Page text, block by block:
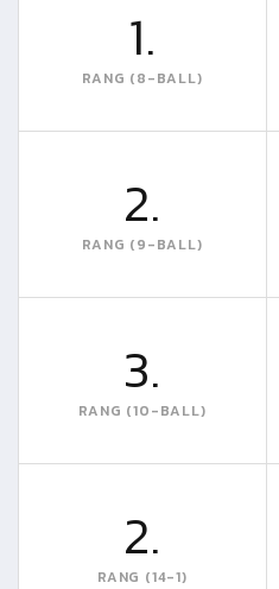
1.
RANG (8-BALL)
2.
RANG (9-BALL)
3.
RANG (10-BALL)
2.
RANG (14-1)